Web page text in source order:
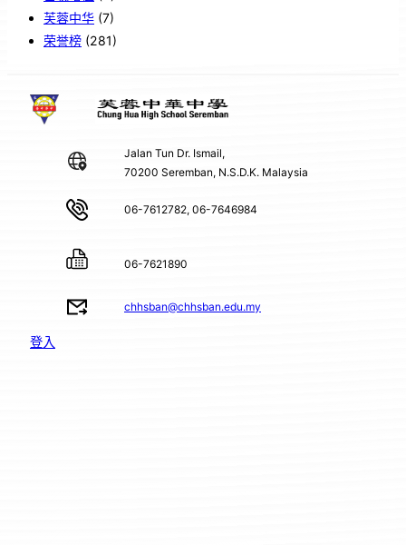
芙蓉中华 (7)
荣誉榜 (281)
Jalan Tun Dr. Ismail,
70200 Seremban, N.S.D.K. Malaysia
06-7612782, 06-7646984
06-7621890
chhsban@chhsban.edu.my
登入